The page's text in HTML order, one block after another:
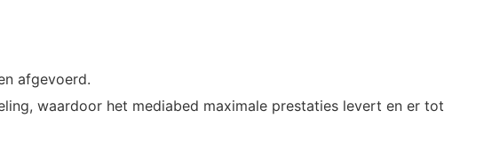
afgevoerd.
waardoor het mediabed maximale prestaties levert en er tot